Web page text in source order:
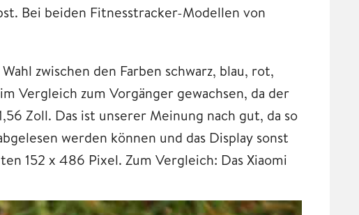
Bei beiden Fitnesstracker-Modellen von
zwischen den Farben schwarz, blau, rot,
Vergleich zum Vorgänger gewachsen, da der
Zoll. Das ist unserer Meinung nach gut, da so
werden können und das Display sonst
152 x 486 Pixel. Zum Vergleich: Das Xiaomi